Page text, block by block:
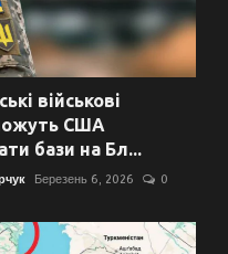
військові
США
бази на Бл...
Березень 6, 2026 0